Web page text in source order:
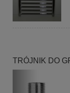
TRÓJNIK DO